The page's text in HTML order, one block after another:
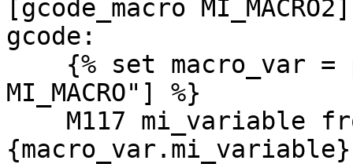
[gcode_macro MI_MACRO2]
gcode:
MI_MACRO"] %}
{macro_var.mi_variable}